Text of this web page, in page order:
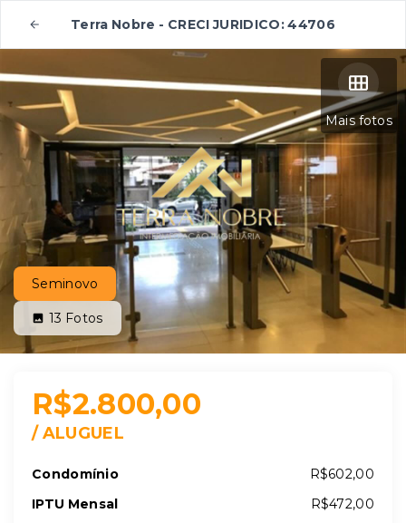
Terra Nobre - CRECI JURIDICO: 44706
Mais fotos
Seminovo
13 Fotos
R$2.800,00
/ALUGUEL
Condomínio
R$602,00
IPTU Mensal
R$472,00